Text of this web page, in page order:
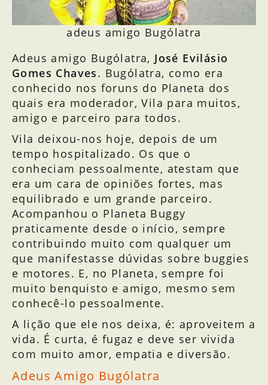
adeus amigo Bugólatra
Adeus amigo Bugólatra, José Evilásio
Gomes Chaves. Bugólatra, como era
conhecido nos foruns do Planeta dos
quais era moderador, Vila para muitos,
amigo e parceiro para todos.
Vila deixou-nos hoje, depois de um
tempo hospitalizado. Os que o
conheciam pessoalmente, atestam que
era um cara de opiniões fortes, mas
equilibrado e um grande parceiro.
Acompanhou o Planeta Buggy
praticamente desde o início, sempre
contribuindo muito com qualquer um
que manifestasse dúvidas sobre buggies
e motores. E, no Planeta, sempre foi
muito benquisto e amigo, mesmo sem
conhecê-lo pessoalmente.
A lição que ele nos deixa, é: aproveitem a
vida. É curta, é fugaz e deve ser vivida
com muito amor, empatia e diversão.
Adeus Amigo Bugólatra